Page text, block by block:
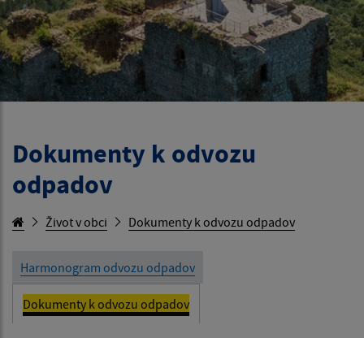
Dokumenty k odvozu
odpadov
Život v obci Dokumenty k odvozu odpadov
Harmonogram odvozu odpadov
Dokumenty k odvozu odpadov